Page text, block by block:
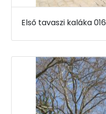
Első tavaszi kaláka 016